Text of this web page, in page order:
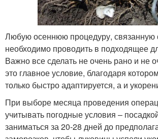
Любую осеннюю процедуру, связанную
необходимо проводить в подходящее
Важно все сделать не очень рано и не
это главное условие, благодаря
только быстро адаптируется, а и
При выборе месяца проведения
учитывать погодные условия –
заниматься за 20-28 дней до